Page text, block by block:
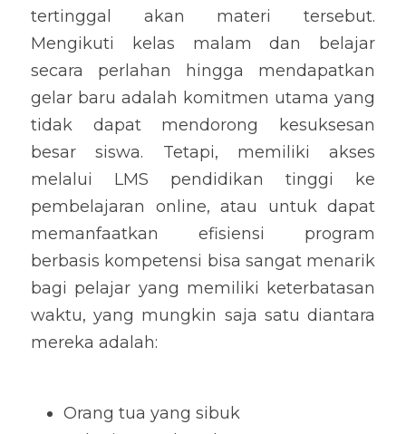
tertinggal akan materi tersebut.
Mengikuti kelas malam dan belajar
secara perlahan hingga mendapatkan
gelar baru adalah komitmen utama yang
tidak dapat mendorong kesuksesan
besar siswa. Tetapi, memiliki akses
melalui LMS pendidikan tinggi ke
pembelajaran online, atau untuk dapat
memanfaatkan efisiensi program
berbasis kompetensi bisa sangat menarik
bagi pelajar yang memiliki keterbatasan
waktu, yang mungkin saja satu diantara
mereka adalah:
Orang tua yang sibuk